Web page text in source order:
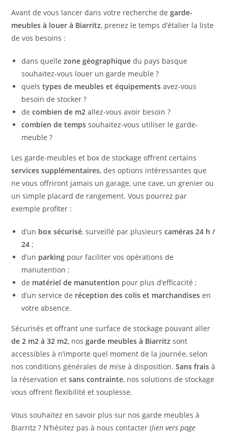
Avant de vous lancer dans votre recherche degarde-
meubles à louer à Biarritz, prenez le temps d’étalier la liste
de vos besoins :
dans quellezone géographique du pays basque
souhaitez-vous louer un garde meuble ?
quelstypes de meubles et équipements avez-vous
besoin de stocker ?
decombien de m2 allez-vous avoir besoin ?
combien de temps souhaitez-vous utiliser le garde-
meuble ?
Les garde-meubles et box de stockage offrent certains
services supplémentaires, des options intéressantes que
ne vous offriront jamais un garage, une cave, un grenier ou
un simple placard de rangement. Vous pourrez par
exemple profiter :
d’un box sécurisé, surveillé par plusieurscaméras 24 h /
24 ;
d’un parking pour faciliter vos opérations de
manutention ;
de matériel de manutention pour plus d’efficacité ;
d’un service de réception des colis et marchandises en
votre absence.
Sécurisés et offrant une surface de stockage pouvant aller
de 2 m2 à 32 m2, nosgarde meubles à Biarritz sont
accessibles à n’importe quel moment de la journée, selon
nos conditions générales de mise à disposition.Sans frais à
la réservation etsans contrainte, nos solutions de stockage
vous offrent flexibilité et souplesse.
Vous souhaitez en savoir plus sur nos garde meubles à
Biarritz ? N’hésitez pas à nous contacter (lien vers page